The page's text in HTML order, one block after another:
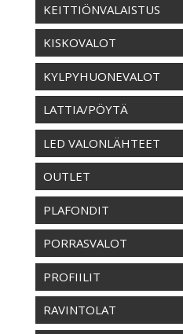
KEITTIÖNVALAISTUS
KISKOVALOT
KYLPYHUONEVALOT
LATTIA/PÖYTÄ
LED VALONLÄHTEET
OUTLET
PLAFONDIT
PORRASVALOT
PROFIILIT
RAVINTOLAT